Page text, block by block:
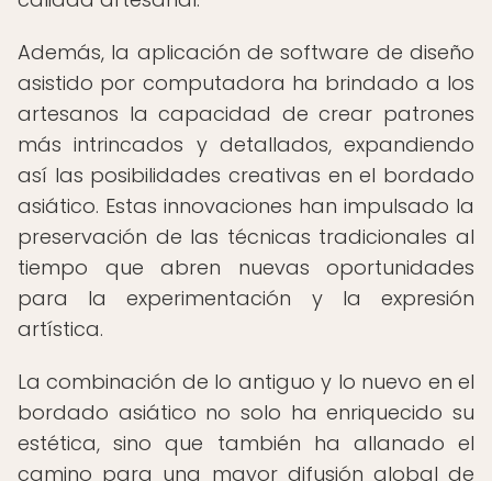
Además, la aplicación de software de diseño
asistido por computadora ha brindado a los
artesanos la capacidad de crear patrones
más intrincados y detallados, expandiendo
así las posibilidades creativas en el bordado
asiático. Estas innovaciones han impulsado la
preservación de las técnicas tradicionales al
tiempo que abren nuevas oportunidades
para la experimentación y la expresión
artística.
La combinación de lo antiguo y lo nuevo en el
bordado asiático no solo ha enriquecido su
estética, sino que también ha allanado el
camino para una mayor difusión global de